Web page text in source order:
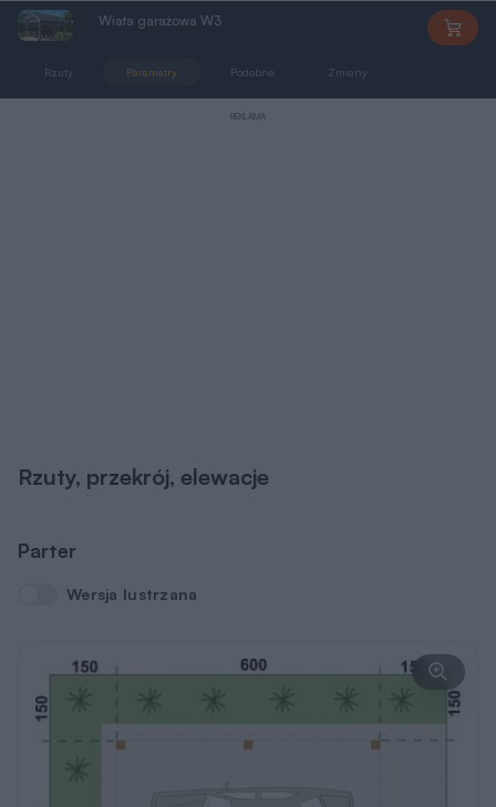
Wiata garażowa W3
Rzuty Parametry Podobne Zmiany
REKLAMA
Rzuty, przekrój, elewacje
Parter
Wersja lustrzana
Wersja lustrzana